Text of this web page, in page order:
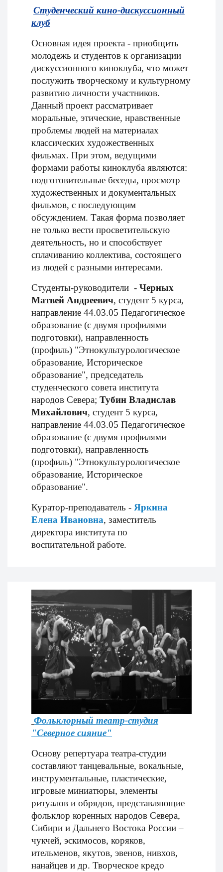
Студенческий кино-дискуссионный
клуб
Основная идея проекта - приобщить
молодежь и студентов к организации
дискуссионного киноклуба, что может
послужить творческому и культурному
развитию личности участников.
Данный проект рассматривает
моральные, этические, нравственные
проблемы людей на материалах
классических художественных
фильмах. При этом, ведущими
формами работы киноклуба являются:
подготовительные беседы, просмотр
художественных и документальных
фильмов, с последующим
обсуждением. Такая форма позволяет
не только вести просветительскую
деятельность, но и способствует
сплачиванию коллектива, состоящего
из людей с разными интересами.
Студенты-руководители - Черных
Матвей Андреевич, студент 5 курса,
направление 44.03.05 Педагогическое
образование (с двумя профилями
подготовки), направленность
(профиль) "Этнокультурологическое
образование, Историческое
образование", председатель
студенческого совета института
народов Севера; Тубин Владислав
Михайлович, студент 5 курса,
направление 44.03.05 Педагогическое
образование (с двумя профилями
подготовки), направленность
(профиль) "Этнокультурологическое
образование, Историческое
образование".
Куратор-преподаватель - Яркина
Елена Ивановна, заместитель
директора института по
воспитательной работе.
Фольклорный театр-студия
"Северное сияние"
Основу репертуара театра-студии
составляют танцевальные, вокальные,
инструментальные, пластические,
игровые миниатюры, элементы
ритуалов и обрядов, представляющие
фольклор коренных народов Севера,
Сибири и Дальнего Востока России –
чукчей, эскимосов, коряков,
ительменов, якутов, эвенов, нивхов,
нанайцев и др. Творческое кредо